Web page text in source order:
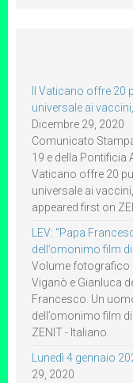
Il Vaticano offre
universale ai
Dicembre 29, 2020
Comunicato
19 e della Pontificia
Vaticano offre 20
universale ai
appeared first on
LEV: “Papa
dell’omonimo film
Volume fotografico
Viganò e Gianluca
Francesco. Un
dell’omonimo film
ZENIT - Italiano.
Lunedì 4 gennaio
29, 2020